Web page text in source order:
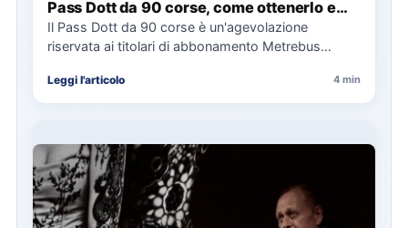
Pass Dott da 90 corse, come ottenerlo e
cosa spetta in caso di disservizi
Il Pass Dott da 90 corse è un'agevolazione
riservata ai titolari di abbonamento Metrebus
Leggi l'articolo 4 min